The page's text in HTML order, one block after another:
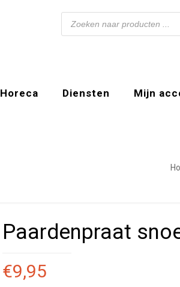
Horeca Diensten Mijn
Producten
zoeken
Paardenpraat
€9,95